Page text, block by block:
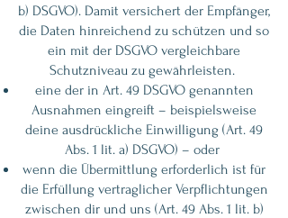
b) DSGVO). Damit versichert der Empfänger,
die Daten hinreichend zu schützen und so
ein mit der DSGVO vergleichbare
Schutzniveau zu gewährleisten.
eine der in Art. 49 DSGVO genannten
Ausnahmen eingreift – beispielsweise
deine ausdrückliche Einwilligung (Art. 49
Abs. 1 lit. a) DSGVO) – oder
wenn die Übermittlung erforderlich ist für
die Erfüllung vertraglicher Verpflichtungen
zwischen dir und uns (Art. 49 Abs. 1 lit. b)